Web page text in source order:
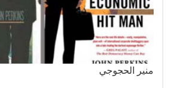
منير الحجوجي